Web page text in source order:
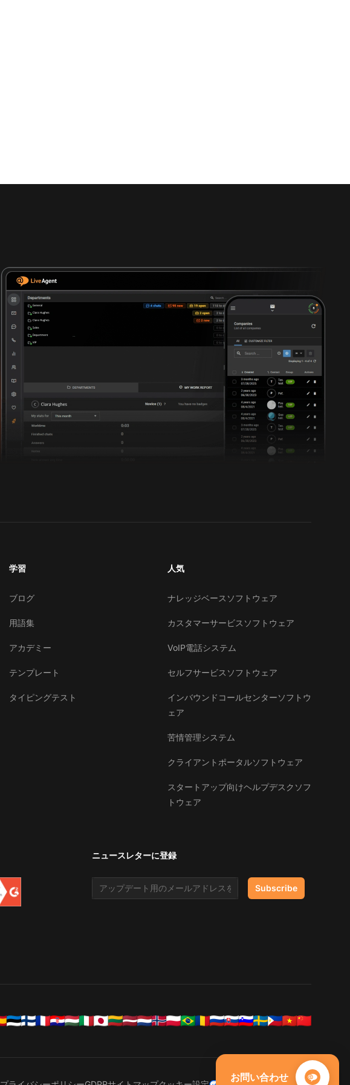
学習
ブログ
用語集
アカデミー
テンプレート
タイピングテスト
人気
ナレッジベースソフトウェア
カスタマーサービスソフトウェア
VoIP電話システム
セルフサービスソフトウェア
インバウンドコールセンターソフトウ
ェア
苦情管理システム
クライアントポータルソフトウェア
スタートアップ向けヘルプデスクソフ
トウェア
ニュースレターに登録
Email address Subscribe
お問い合わせ